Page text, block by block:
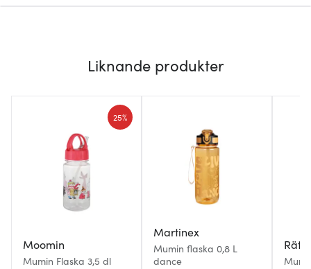
Liknande produkter
Moomin
Mumin Flaska 3,5 dl
25%
Martinex
Mumin flaska 0,8 L
dance
Rätt